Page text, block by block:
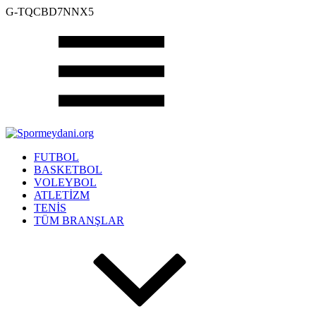
G-TQCBD7NNX5
FUTBOL
BASKETBOL
VOLEYBOL
ATLETİZM
TENİS
TÜM BRANŞLAR